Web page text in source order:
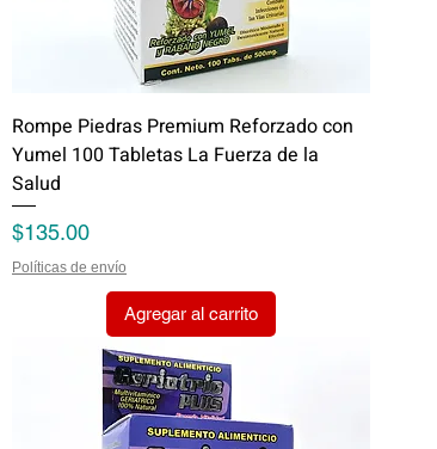
Rompe Piedras Premium Reforzado con
Yumel 100 Tabletas La Fuerza de la
Salud
Precio
$135.00
Políticas de envío
Agregar al carrito